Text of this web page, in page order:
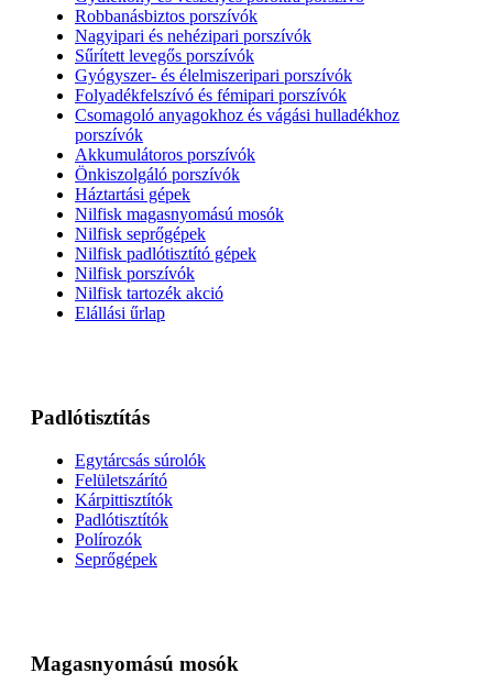
Robbanásbiztos porszívók
Nagyipari és nehézipari porszívók
Sűrített levegős porszívók
Gyógyszer- és élelmiszeripari porszívók
Folyadékfelszívó és fémipari porszívók
Csomagoló anyagokhoz és vágási hulladékhoz
porszívók
Akkumulátoros porszívók
Önkiszolgáló porszívók
Háztartási gépek
Nilfisk magasnyomású mosók
Nilfisk seprőgépek
Nilfisk padlótisztító gépek
Nilfisk porszívók
Nilfisk tartozék akció
Elállási űrlap
Padlótisztítás
Egytárcsás súrolók
Felületszárító
Kárpittisztítók
Padlótisztítók
Polírozók
Seprőgépek
Magasnyomású mosók